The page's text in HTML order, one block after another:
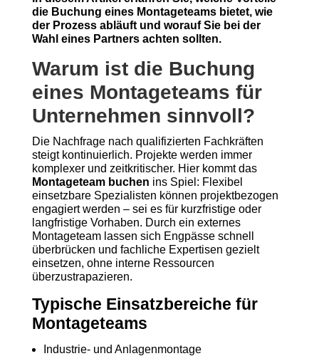
die Buchung eines Montageteams bietet, wie
der Prozess abläuft und worauf Sie bei der
Wahl eines Partners achten sollten.
Warum ist die Buchung
eines Montageteams für
Unternehmen sinnvoll?
Die Nachfrage nach qualifizierten Fachkräften
steigt kontinuierlich. Projekte werden immer
komplexer und zeitkritischer. Hier kommt das
Montageteam buchen ins Spiel: Flexibel
einsetzbare Spezialisten können projektbezogen
engagiert werden – sei es für kurzfristige oder
langfristige Vorhaben. Durch ein externes
Montageteam lassen sich Engpässe schnell
überbrücken und fachliche Expertisen gezielt
einsetzen, ohne interne Ressourcen
überzustrapazieren.
Typische Einsatzbereiche für
Montageteams
Industrie- und Anlagenmontage